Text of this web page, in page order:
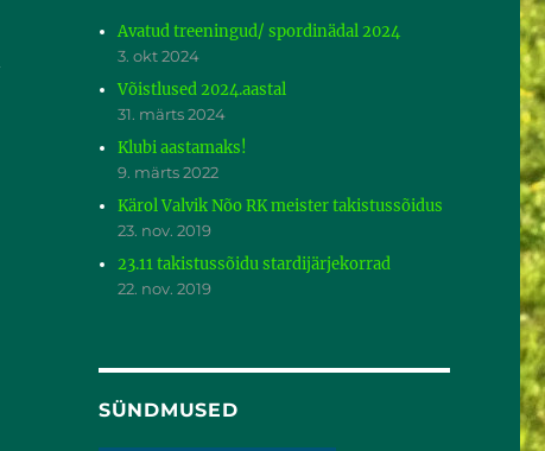
Avatud treeningud/ spordinädal 2024
3. okt 2024
Võistlused 2024.aastal
31. märts 2024
Klubi aastamaks!
9. märts 2022
Kärol Valvik Nõo RK meister takistussõidus
23. nov. 2019
23.11 takistussõidu stardijärjekorrad
22. nov. 2019
SÜNDMUSED